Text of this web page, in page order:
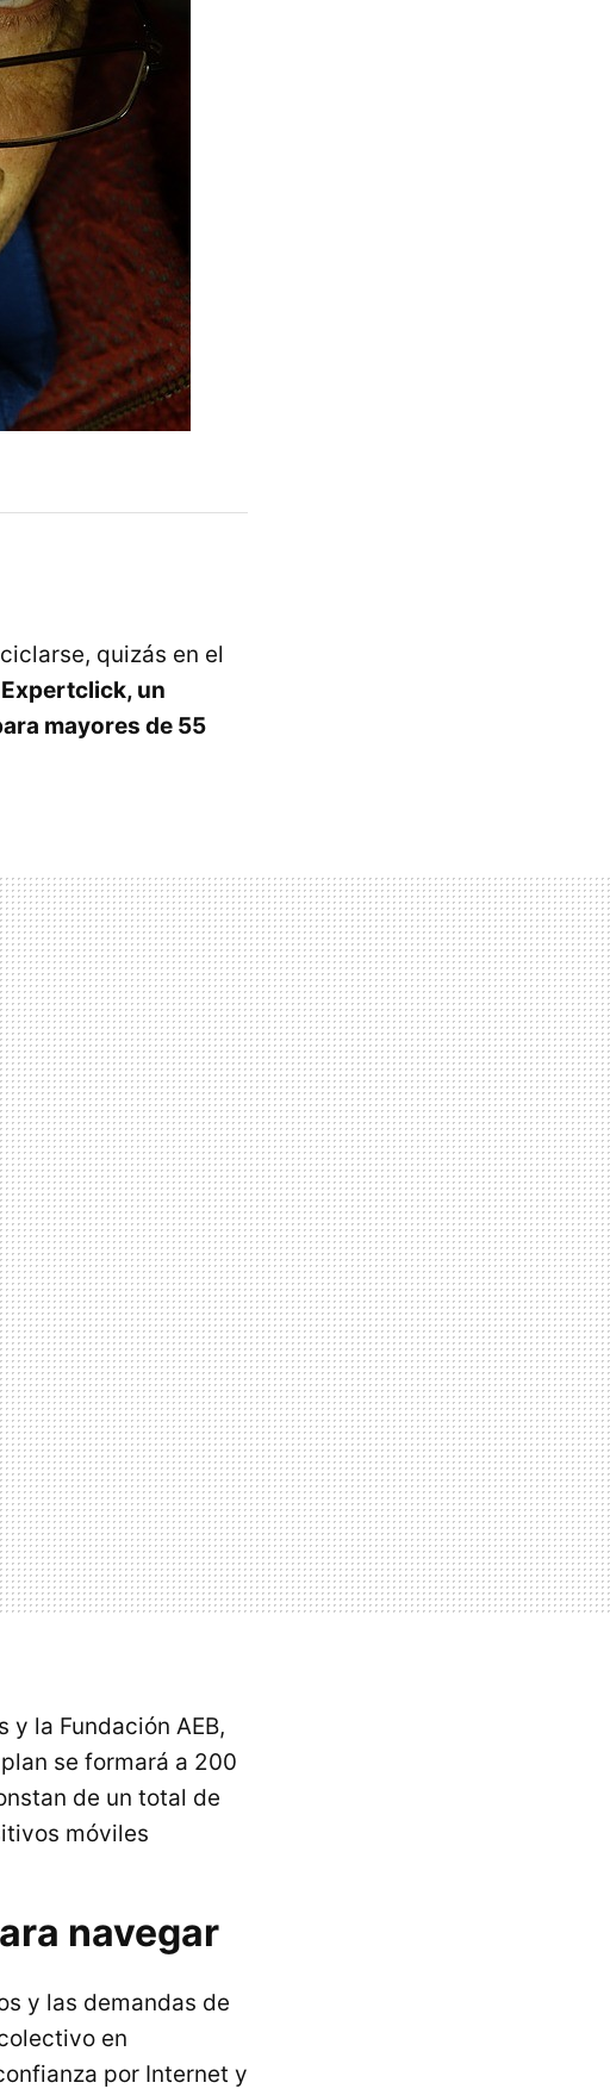
quizás en el
un
mayores de 55
la Fundación AEB,
se formará a 200
de un total de
móviles
navegar
y las demandas de
en
por Internet y